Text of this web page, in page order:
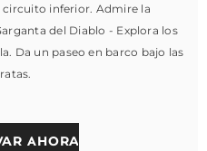
inferior. Admire la
del Diablo - Explora los
Da un paseo en barco bajo las
AHORA!